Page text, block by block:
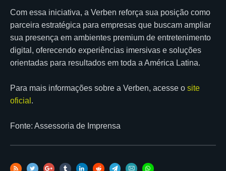
Com essa iniciativa, a Verben reforça sua posição como
parceira estratégica para empresas que buscam ampliar
sua presença em ambientes premium de entretenimento
digital, oferecendo experiências imersivas e soluções
orientadas para resultados em toda a América Latina.
Para mais informações sobre a Verben, acesse o site
oficial .
Fonte: Assessoria de Imprensa